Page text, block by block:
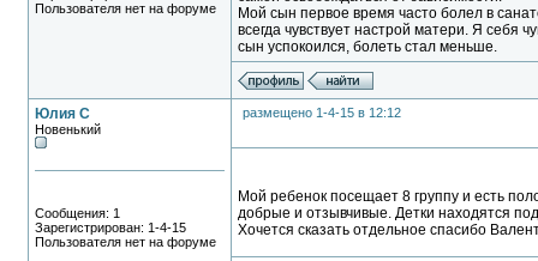
Пользователя нет на форуме
Мой сын первое время часто болел в
всегда чувствует настрой матери. Я себя
сын успокоился, болеть стал меньше.
Юлия С
Новенький
Сообщения: 1
Зарегистрирован: 1-4-15
Пользователя нет на форуме
размещено 1-4-15 в 12:12
Мой ребенок посещает 8 группу и есть
добрые и отзывчивые. Детки находятся
Хочется сказать отдельное спасибо